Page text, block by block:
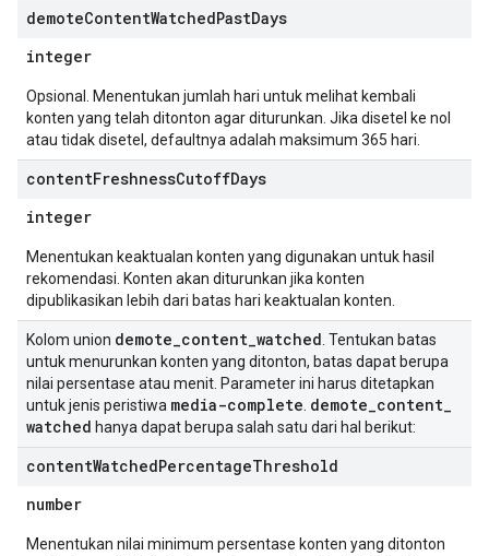
demoteContentWatchedPastDays
integer
Opsional. Menentukan jumlah hari untuk melihat kembali
konten yang telah ditonton agar diturunkan. Jika disetel ke nol
atau tidak disetel, defaultnya adalah maksimum 365 hari.
contentFreshnessCutoffDays
integer
Menentukan keaktualan konten yang digunakan untuk hasil
rekomendasi. Konten akan diturunkan jika konten
dipublikasikan lebih dari batas hari keaktualan konten.
Kolom union demote_content_watched . Tentukan batas
untuk menurunkan konten yang ditonton, batas dapat berupa
nilai persentase atau menit. Parameter ini harus ditetapkan
untuk jenis peristiwa media-complete demote_content_
watched hanya dapat berupa salah satu dari hal berikut:
contentWatchedPercentageThreshold
number
Menentukan nilai minimum persentase konten yang ditonton